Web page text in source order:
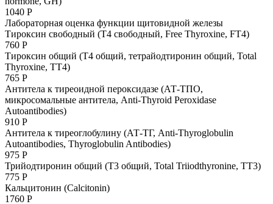
1040 Р
Лабораторная оценка функции щитовидной железы
Тироксин свободный (Т4 свободный, Free Thyroxine, FT4)
760 Р
Тироксин общий (Т4 общий, тетрайодтиронин общий, Total
Thyroxine, TT4)
765 Р
Антитела к тиреоидной пероксидазе (АТ-ТПО,
микросомальные антитела, Anti-Thyroid Peroxidase
Autoantibodies)
910 Р
Антитела к тиреоглобулину (АТ-ТГ, Anti-Thyroglobulin
Autoantibodies, Thyroglobulin Antibodies)
975 Р
Трийодтиронин общий (Т3 общий, Total Triiodthyronine, TT3)
775 Р
Кальцитонин (Calcitonin)
1760 Р